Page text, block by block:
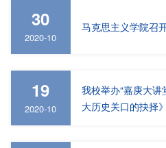
30
2020-10
马克思主义学院召
19
2020-10
我校举办“嘉庚大
大历史关口的抉择